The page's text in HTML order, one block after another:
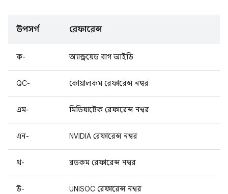
উপসর্গ রেফারেন্স
ক- অ্যান্ড্রয়েড বাগ আইডি
QC- কোয়ালকম রেফারেন্স নম্বর
এম- মিডিয়াটেক রেফারেন্স নম্বর
এন- NVIDIA রেফারেন্স নম্বর
খ- ব্রডকম রেফারেন্স নম্বর
উ- UNISOC রেফারেন্স নম্বর